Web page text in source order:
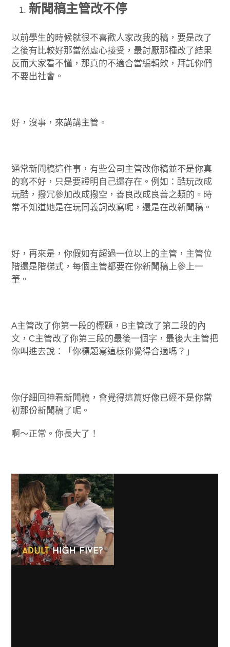
新聞稿主管改不停
以前學生的時候就很不喜歡人家改我的稿，要是改了
之後有比較好那當然虛心接受，最討厭那種改了結果
反而大家看不懂，那真的不適合當編輯欸，拜託你們
不要出社會。
好，沒事，來講講主管。
通常新聞稿這件事，有些公司主管改你稿並不是你真
的寫不好，只是要證明自己還存在。例如：酷玩改成
玩酷，撥冗參加改成撥空，善良改成良善之類的。時
常不知道她是在玩同義詞改寫呢，還是在改新聞稿。
好，再來是，你假如有超過一位以上的主管，主管位
階還是階梯式，每個主管都要在你新聞稿上參上一
筆。
A主管改了你第一段的標題，B主管改了第二段的內
文，C主管改了你第三段的最後一個字，最後大主管把
你叫進去說：「你標題寫這樣你覺得合適嗎？」
你仔細回神看新聞稿，會覺得這篇好像已經不是你當
初那份新聞稿了呢。
啊～正常。你長大了！